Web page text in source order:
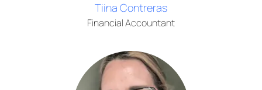
Tiina Contreras
Financial Accountant